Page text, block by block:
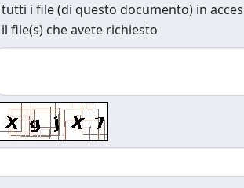
tutti i file (di questo documento) in
il file(s) che avete richiesto